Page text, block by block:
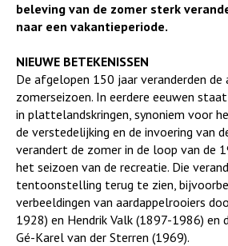
beleving van de zomer sterk
naar een vakantieperiode.
NIEUWE BETEKENISSEN
De afgelopen 150 jaar veranderden
zomerseizoen. In eerdere eeuwen
in plattelandskringen, synoniem voor
de verstedelijking en de invoering van
verandert de zomer in de loop van de
het seizoen van de recreatie. Die
tentoonstelling terug te zien,
verbeeldingen van aardappelrooiers
1928) en Hendrik Valk (1897-1986) en
Gé-Karel van der Sterren (1969).